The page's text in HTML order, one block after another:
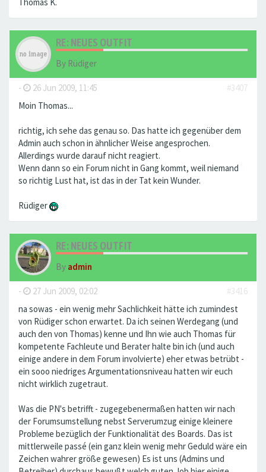
RE: NEUES OUTFIT
By Rüdiger
- 26 Jun 2009, 11:45
#3407
Moin Thomas...
richtig, ich sehe das genau so. Das hatte ich gegenüber dem
Admin auch schon in ähnlicher Weise angesprochen.
Allerdings wurde darauf nicht reagiert.
Wenn dann so ein Forum nicht in Gang kommt, weil niemand
so richtig Lust hat, ist das in der Tat kein Wunder.
Rüdiger
RE: NEUES OUTFIT
By admin
- 27 Jun 2009, 02:02
#3416
na sowas - ein wenig mehr Sachlichkeit hätte ich zumindest
von Rüdiger schon erwartet. Da ich seinen Werdegang (und
auch den von Thomas) kenne und Ihn wie auch Thomas für
kompetente Fachleute und Berater halte bin ich (und auch
einige andere in dem Forum involvierte) eher etwas betrübt -
ein sooo niedriges Argumentationsniveau hatten wir euch
nicht wirklich zugetraut.
Was die PN's betrifft - zugegebenermaßen hatten wir nach
der Forumsumstellung nebst Serverumzug einige kleinere
Probleme bezüglich der Funktionalität des Boards. Das ist
mittlerweile passé (ein ganz klein wenig mehr Geduld wäre ein
Zeichen wahrer größe gewesen) Es ist uns (Admins und